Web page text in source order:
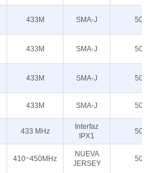
433M SMA-J 50
433M SMA-J 50
433M SMA-J 50
433M SMA-J 50
433 MHz
Interfaz
IPX1
50
410~450MHz
NUEVA
JERSEY
50